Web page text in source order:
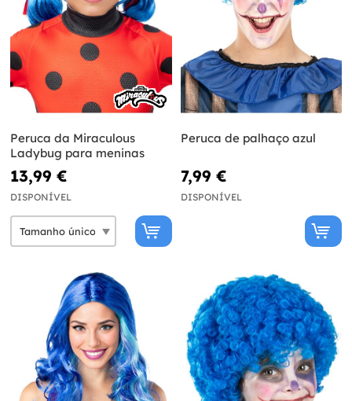
Peruca da Miraculous
Ladybug para meninas
13,99 €
DISPONÍVEL
Peruca de palhaço azul
7,99 €
DISPONÍVEL